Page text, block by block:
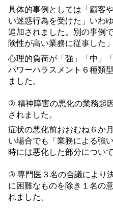
具体的事例としては「顧客
い迷惑行為を受けた」いわ
追加されました。別の事例
険性が高い業務に従事した
心理的負荷が「強」「中」
パワーハラスメント６種類
ました。
② 精神障害の悪化の業務起
されました。
症状の悪化前おおむね６か
い場合でも「業務による強
時には悪化した部分につい
③ 専門医３名の合議により
に困難なものを除き１ 名の
れました。